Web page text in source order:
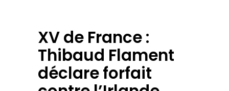
XV de France :
Thibaud Flament
déclare forfait